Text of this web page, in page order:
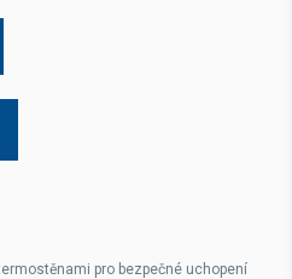
pro bezpečné uchopení